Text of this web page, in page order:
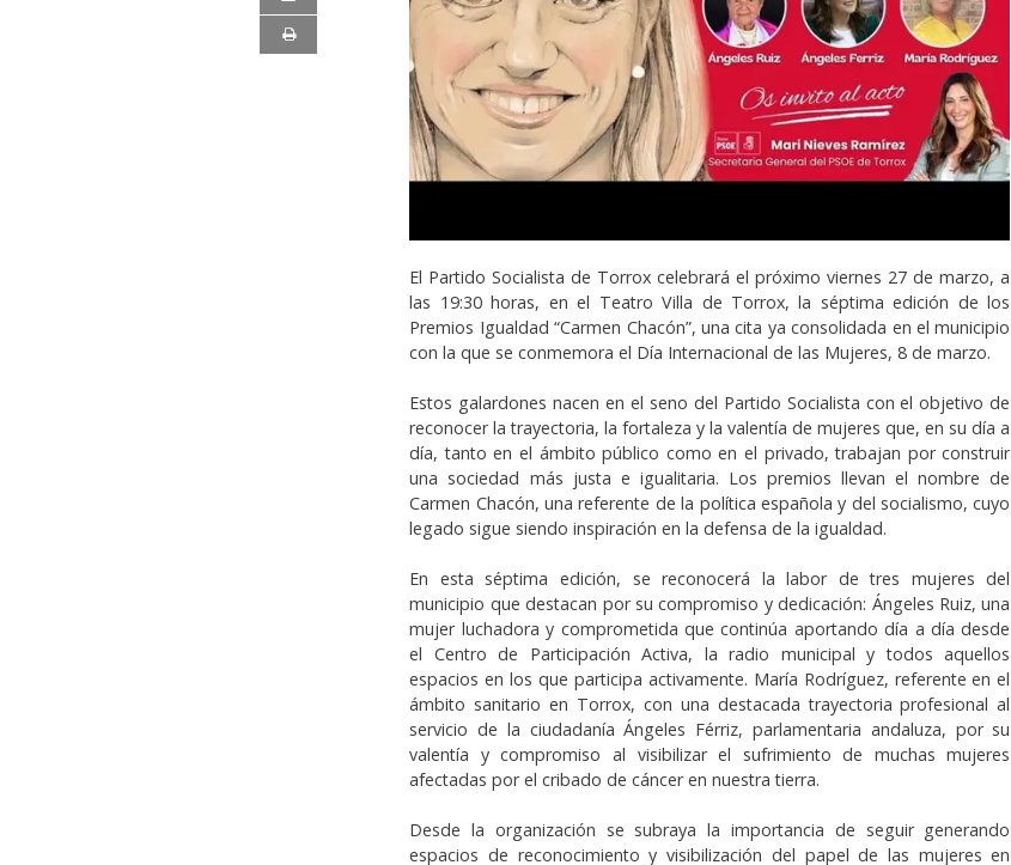
El Partido Socialista de Torrox celebrará el próximo viernes 27 de marzo, a
las 19:30 horas, en el Teatro Villa de Torrox, la séptima edición de los
Premios Igualdad “Carmen Chacón”, una cita ya consolidada en el municipio
con la que se conmemora el Día Internacional de las Mujeres, 8 de marzo.
Estos galardones nacen en el seno del Partido Socialista con el objetivo de
reconocer la trayectoria, la fortaleza y la valentía de mujeres que, en su día a
día, tanto en el ámbito público como en el privado, trabajan por construir
una sociedad más justa e igualitaria. Los premios llevan el nombre de
Carmen Chacón, una referente de la política española y del socialismo, cuyo
legado sigue siendo inspiración en la defensa de la igualdad.
En esta séptima edición, se reconocerá la labor de tres mujeres del
municipio que destacan por su compromiso y dedicación: Ángeles Ruiz, una
mujer luchadora y comprometida que continúa aportando día a día desde
el Centro de Participación Activa, la radio municipal y todos aquellos
espacios en los que participa activamente. María Rodríguez, referente en el
ámbito sanitario en Torrox, con una destacada trayectoria profesional al
servicio de la ciudadanía Ángeles Férriz, parlamentaria andaluza, por su
valentía y compromiso al visibilizar el sufrimiento de muchas mujeres
afectadas por el cribado de cáncer en nuestra tierra.
Desde la organización se subraya la importancia de seguir generando
espacios de reconocimiento y visibilización del papel de las mujeres en